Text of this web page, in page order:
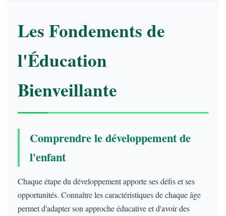
Les Fondements de
l'Éducation
Bienveillante
Comprendre le développement de
l'enfant
Chaque étape du développement apporte ses défis et ses
opportunités. Connaître les caractéristiques de chaque âge
permet d'adapter son approche éducative et d'avoir des